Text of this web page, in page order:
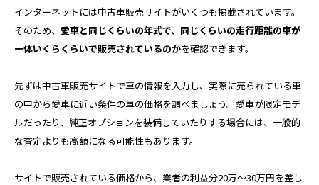
インターネットには中古車販売サイトがいくつも掲載されています。
そのため、 愛車と同じくらいの年式で、同じくらいの走行距離の車が
一体いくらくらいで販売されているのかを確認できます。
先ずは中古車販売サイトで車の情報を入力し、実際に売られている車
の中から愛車に近い条件の車の価格を調べましょう。愛車が限定モデ
ルだったり、純正オプションを装備していたりする場合には、一般的
な査定よりも高額になる可能性もあります。
サイトで販売されている価格から、業者の利益分20万〜30万円を差し